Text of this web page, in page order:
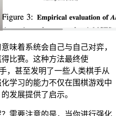
着系统会自己与自己对弈，
比赛。这种方法最终使
，甚至发明了一些人类棋手从
学习的能力不仅在围棋游戏中
发展提供了启示。
要注意的是，当你进行强化